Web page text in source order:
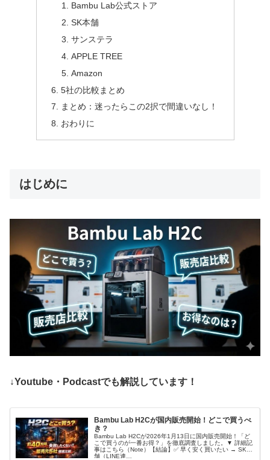
Bambu Lab公式ストア
SK本舗
サンステラ
APPLE TREE
Amazon
5社の比較まとめ
まとめ：迷ったらこの2択で間違いなし！
おわりに
はじめに
↓Youtube・Podcastでも解説しています！
Bambu Lab H2Cが国内販売開始！どこで買うべ
き？
Bambu Lab H2Cが2026年1月13日に国内販売開始！「ど
こで買うのが一番お得？」を徹底調査しました。▼ 詳細記
事はこちら（Note）【結論】✅ 早く安く買いたい → SK本
舗（LINE連…